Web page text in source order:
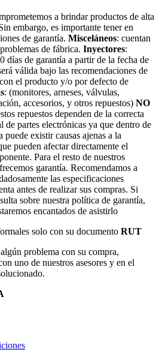
a brindar productos de alta
embargo, es importante tener en
de garantía. Misceláneos: cuentan
de fábrica. Inyectores:
días de garantía a partir de la fecha de
válida bajo las recomendaciones de
el producto y/o por defecto de
: (monitores, arneses, válvulas,
accesorios, y otros repuestos) NO
repuestos dependen de la correcta
de partes electrónicas ya que dentro de
existir causas ajenas a la
pueden afectar directamente el
Para el resto de nuestros
garantía. Recomendamos a
las especificaciones
antes de realizar sus compras. Si
sobre nuestra política de garantía,
encantados de asistirlo
solo con su documento RUT
problema con su compra,
uno de nuestros asesores y en el